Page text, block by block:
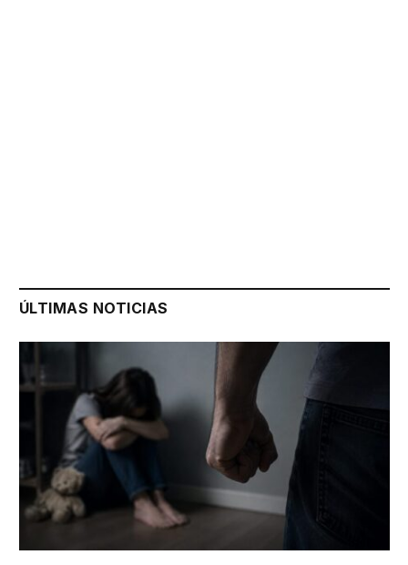
ÚLTIMAS NOTICIAS